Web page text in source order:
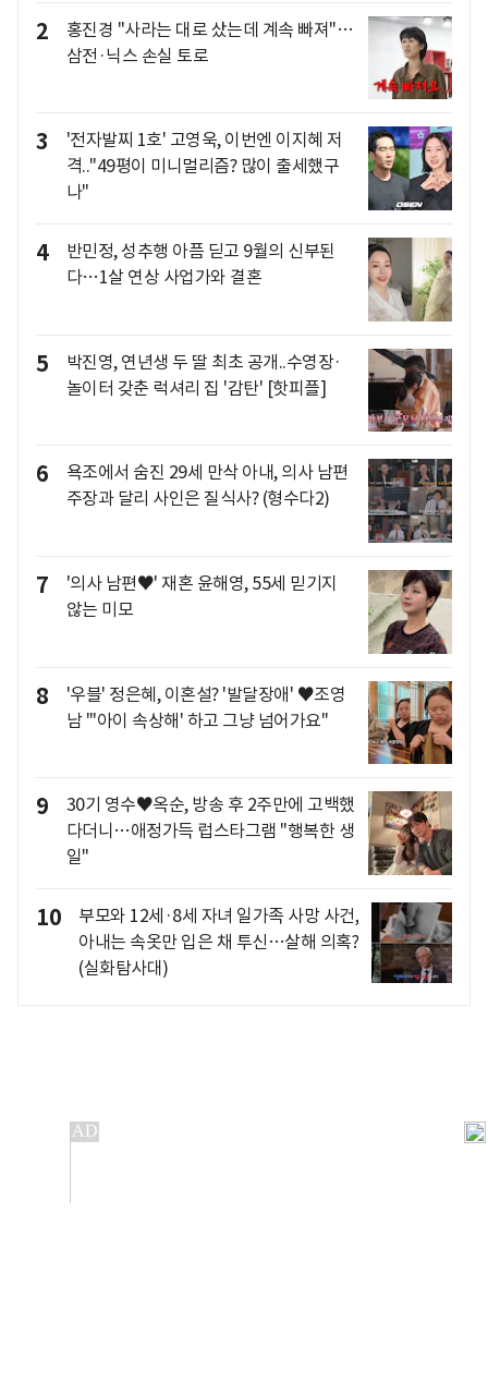
2
홍진경 "사라는 대로 샀는데 계속 빠져"…
삼전·닉스 손실 토로
3
'전자발찌 1호' 고영욱, 이번엔 이지혜 저
격.."49평이 미니멀리즘? 많이 출세했구
나"
4
반민정, 성추행 아픔 딛고 9월의 신부된
다…1살 연상 사업가와 결혼
5
박진영, 연년생 두 딸 최초 공개..수영장·
놀이터 갖춘 럭셔리 집 '감탄' [핫피플]
6
욕조에서 숨진 29세 만삭 아내, 의사 남편
주장과 달리 사인은 질식사? (형수다2)
7
'의사 남편♥' 재혼 윤해영, 55세 믿기지
않는 미모
8
'우블' 정은혜, 이혼설? '발달장애' ♥조영
남 "'아이 속상해' 하고 그냥 넘어가요"
9
30기 영수♥옥순, 방송 후 2주만에 고백했
다더니…애정가득 럽스타그램 "행복한 생
일"
10
부모와 12세·8세 자녀 일가족 사망 사건,
아내는 속옷만 입은 채 투신…살해 의혹?
(실화탐사대)